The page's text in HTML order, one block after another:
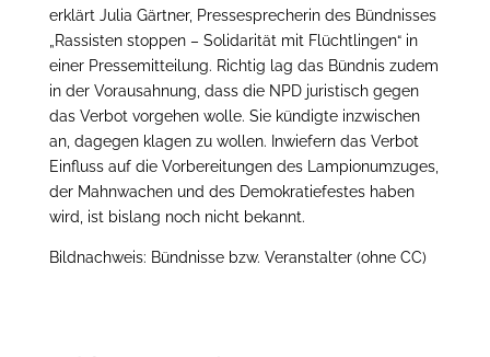
erklärt Julia Gärtner, Pressesprecherin des Bündnisses
„Rassisten stoppen – Solidarität mit Flüchtlingen“ in
einer Pressemitteilung. Richtig lag das Bündnis zudem
in der Vorausahnung, dass die NPD juristisch gegen
das Verbot vorgehen wolle. Sie kündigte inzwischen
an, dagegen klagen zu wollen. Inwiefern das Verbot
Einfluss auf die Vorbereitungen des Lampionumzuges,
der Mahnwachen und des Demokratiefestes haben
wird, ist bislang noch nicht bekannt.
Bildnachweis: Bündnisse bzw. Veranstalter (ohne CC)